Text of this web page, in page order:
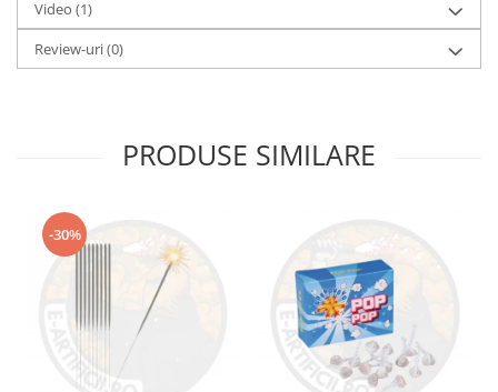
Video (1)
Review-uri(0)
PRODUSE SIMILARE
-30%